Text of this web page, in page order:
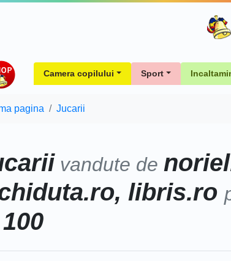
Camera copilului Sport
pagina Jucarii
vandute de
libris.ro